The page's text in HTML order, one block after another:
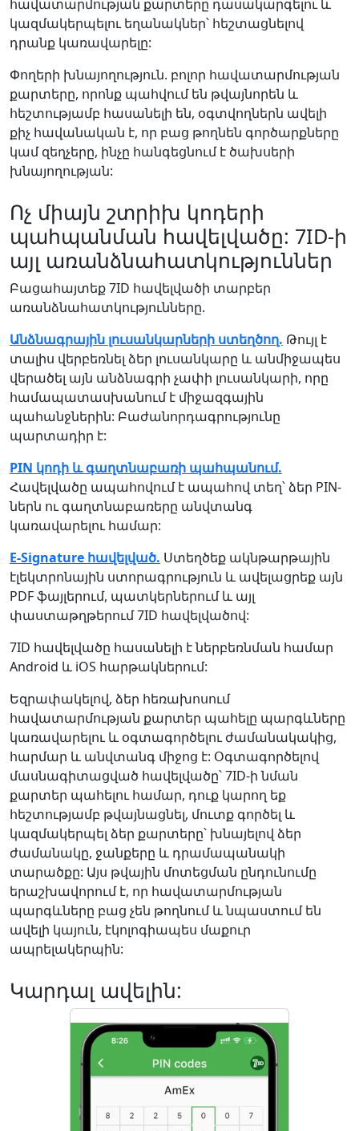
հավատարմության քարտերը դասակարգելու և
կազմակերպելու եղանակներ՝ հեշտացնելով
դրանք կառավարելը:
Փողերի խնայողություն. բոլոր հավատարմության
քարտերը, որոնք պահվում են թվայնորեն և
հեշտությամբ հասանելի են, օգտվողներն ավելի
քիչ հավանական է, որ բաց թողնեն գործարքները
կամ զեղչերը, ինչը հանգեցնում է ծախսերի
խնայողության:
Ոչ միայն շտրիխ կոդերի
պահպանման հավելվածը: 7ID-ի
այլ առանձնահատկություններ
Բացահայտեք 7ID հավելվածի տարբեր
առանձնահատկությունները.
Անձնագրային լուսանկարների ստեղծող. Թույլ է
տալիս վերբեռնել ձեր լուսանկարը և անմիջապես
վերածել այն անձնագրի չափի լուսանկարի, որը
համապատասխանում է միջազգային
պահանջներին: Բաժանորդագրությունը
պարտադիր է:
PIN կոդի և գաղտնաբառի պահպանում.
Հավելվածը ապահովում է ապահով տեղ՝ ձեր PIN-
ներն ու գաղտնաբառերը անվտանգ
կառավարելու համար:
E-Signature հավելված. Ստեղծեք ակնթարթային
էլեկտրոնային ստորագրություն և ավելացրեք այն
PDF ֆայլերում, պատկերներում և այլ
փաստաթղթերում 7ID հավելվածով:
7ID հավելվածը հասանելի է ներբեռնման համար
Android և iOS հարթակներում:
Եզրափակելով, ձեր հեռախոսում
հավատարմության քարտեր պահելը պարգևները
կառավարելու և օգտագործելու ժամանակակից,
հարմար և անվտանգ միջոց է: Օգտագործելով
մասնագիտացված հավելվածը՝ 7ID-ի նման
քարտեր պահելու համար, դուք կարող եք
հեշտությամբ թվայնացնել, մուտք գործել և
կազմակերպել ձեր քարտերը՝ խնայելով ձեր
ժամանակը, ջանքերը և դրամապանակի
տարածքը: Այս թվային մոտեցման ընդունումը
երաշխավորում է, որ հավատարմության
պարգևները բաց չեն թողնում և նպաստում են
ավելի կայուն, էկոլոգիապես մաքուր
ապրելակերպին:
Կարդալ ավելին: